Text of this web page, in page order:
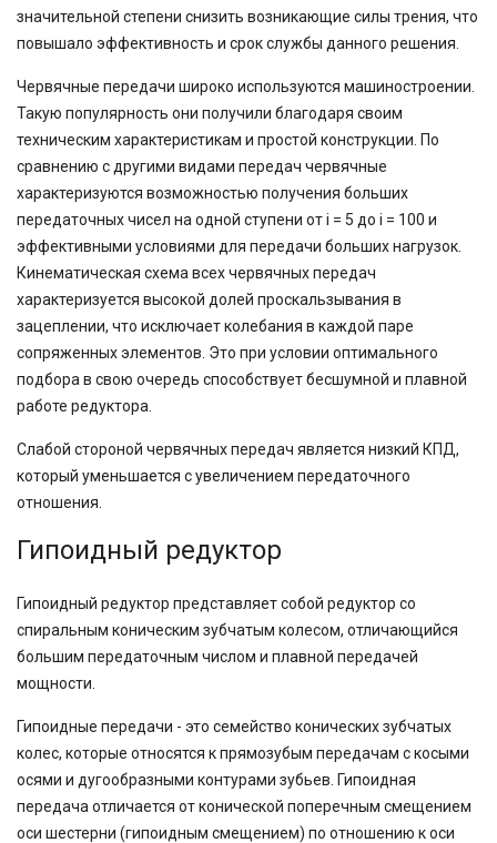
значительной степени снизить возникающие силы трения, что
повышало эффективность и срок службы данного решения.
Червячные передачи широко используются машиностроении.
Такую популярность они получили благодаря своим
техническим характеристикам и простой конструкции. По
сравнению с другими видами передач червячные
характеризуются возможностью получения больших
передаточных чисел на одной ступени от i = 5 до i = 100 и
эффективными условиями для передачи больших нагрузок.
Кинематическая схема всех червячных передач
характеризуется высокой долей проскальзывания в
зацеплении, что исключает колебания в каждой паре
сопряженных элементов. Это при условии оптимального
подбора в свою очередь способствует бесшумной и плавной
работе редуктора.
Слабой стороной червячных передач является низкий КПД,
который уменьшается с увеличением передаточного
отношения.
Гипоидный редуктор
Гипоидный редуктор представляет собой редуктор со
спиральным коническим зубчатым колесом, отличающийся
большим передаточным числом и плавной передачей
мощности.
Гипоидные передачи - это семейство конических зубчатых
колес, которые относятся к прямозубым передачам с косыми
осями и дугообразными контурами зубьев. Гипоидная
передача отличается от конической поперечным смещением
оси шестерни (гипоидным смещением) по отношению к оси